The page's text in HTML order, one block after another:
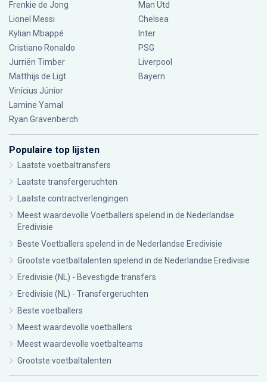
Frenkie de Jong
Lionel Messi
Kylian Mbappé
Cristiano Ronaldo
Jurriën Timber
Matthijs de Ligt
Vinícius Júnior
Lamine Yamal
Ryan Gravenberch
Man Utd
Chelsea
Inter
PSG
Liverpool
Bayern
Populaire top lijsten
Laatste voetbaltransfers
Laatste transfergeruchten
Laatste contractverlengingen
Meest waardevolle Voetballers spelend in de Nederlandse
Eredivisie
Beste Voetballers spelend in de Nederlandse Eredivisie
Grootste voetbaltalenten spelend in de Nederlandse Eredivisie
Eredivisie (NL) - Bevestigde transfers
Eredivisie (NL) - Transfergeruchten
Beste voetballers
Meest waardevolle voetballers
Meest waardevolle voetbalteams
Grootste voetbaltalenten